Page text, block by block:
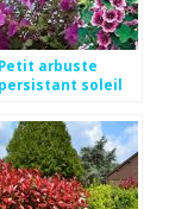
Petit arbuste
persistant soleil